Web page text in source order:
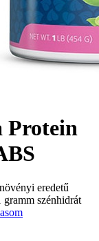
Protein
eredetű
gramm szénhidrát